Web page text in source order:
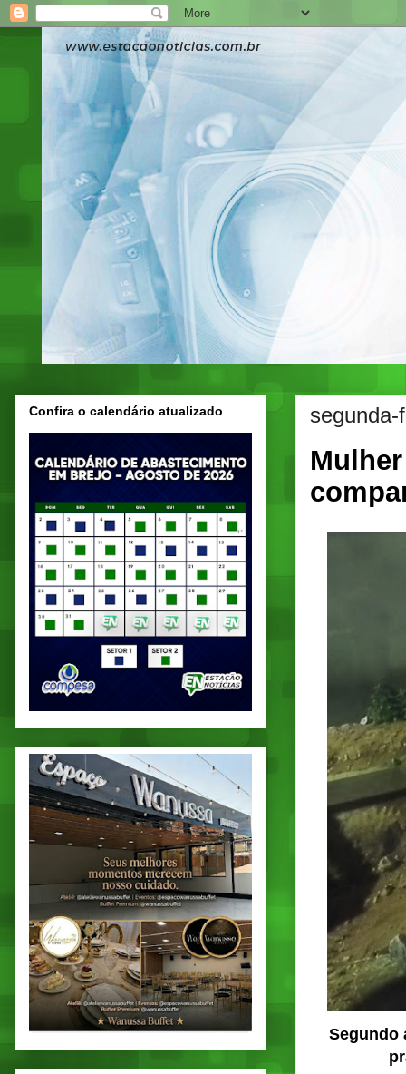
Segundo
Confira o calendário atualizado